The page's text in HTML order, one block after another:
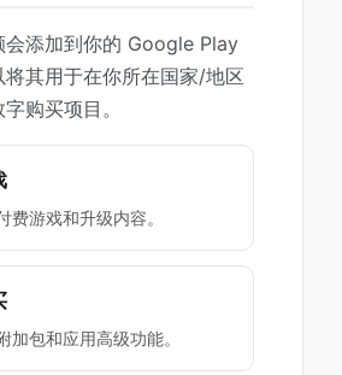
会添加到你的 Google Play
其用于在你所在国家/地区
购买项目。
费游戏和升级内容。
加包和应用高级功能。